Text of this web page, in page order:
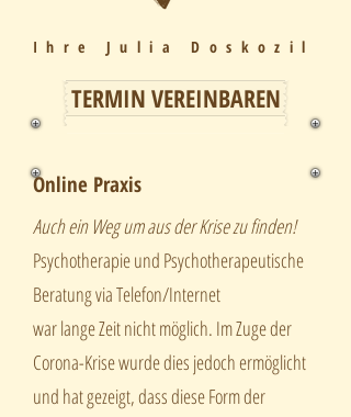
Ihre Julia Doskozil
TERMIN VEREINBAREN
Online Praxis
Auch ein Weg um aus der Krise zu finden!
Psychotherapie und Psychotherapeutische
Beratung via Telefon/Internet
war lange Zeit nicht möglich. Im Zuge der
Corona-Krise wurde dies jedoch ermöglicht
und hat gezeigt, dass diese Form der